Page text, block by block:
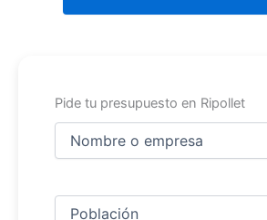
Pide tu presupuesto en Ripollet
Nombre
Ciudad